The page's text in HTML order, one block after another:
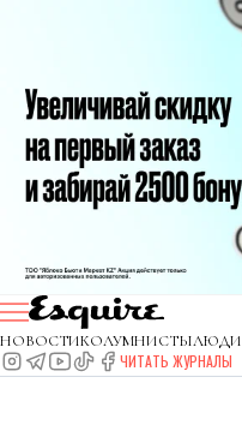
НОВОСТИКОЛУМНИСТЫЛЮДИ
ЧИТАТЬ ЖУРНАЛЫ